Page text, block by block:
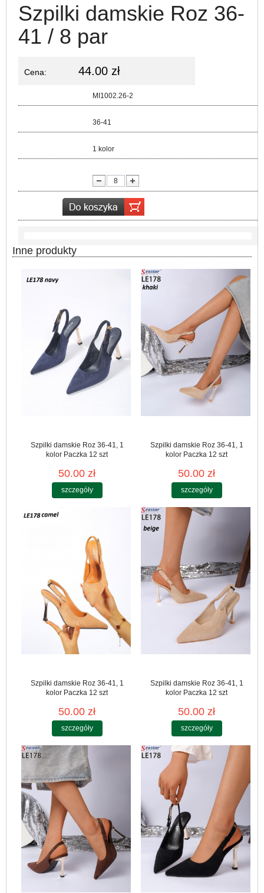
Szpilki damskie Roz 36-
41 / 8 par
Cena: 44.00 zł
MI1002.26-2
36-41
1 kolor
Inne produkty
Szpilki damskie Roz 36-41, 1
kolor Paczka 12 szt
50.00 zł
szczegóły
Szpilki damskie Roz 36-41, 1
kolor Paczka 12 szt
50.00 zł
szczegóły
Szpilki damskie Roz 36-41, 1
kolor Paczka 12 szt
50.00 zł
szczegóły
Szpilki damskie Roz 36-41, 1
kolor Paczka 12 szt
50.00 zł
szczegóły